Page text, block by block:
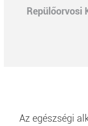
Repülőorvosi
Az egészségi